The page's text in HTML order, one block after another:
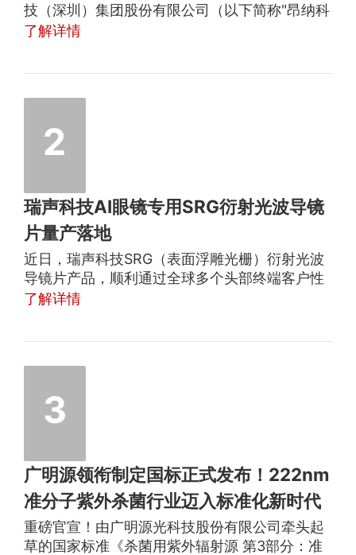
技（深圳）集团股份有限公司（以下简称"昂纳科
技/集团"）于深圳总部举办2025年卓越供应商颁
同共赢四大核心议题，开展深度研讨与战略对
接。
了解详情
2
瑞声科技AI眼镜专用SRG衍射光波导镜
片量产落地
近日，瑞声科技SRG（表面浮雕光栅）衍射光波
导镜片产品，顺利通过全球多个头部终端客户性
能和可靠性测试，达成量产定点合作，目前部分
了解详情
3
广明源领衔制定国标正式发布！222nm
准分子紫外杀菌行业迈入标准化新时代
重磅官宣！由广明源光科技股份有限公司牵头起
草的国家标准《杀菌用紫外辐射源 第3部分：准